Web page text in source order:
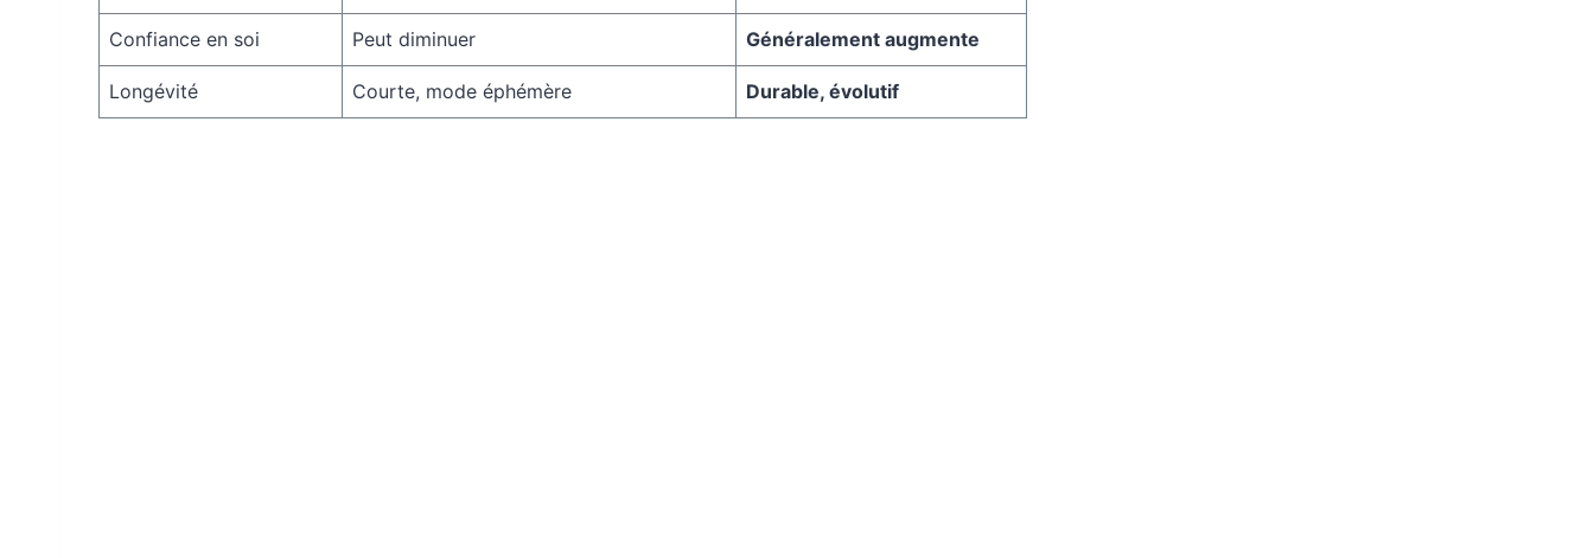
Confiance en soi Peut diminuer Généralement augmente
Longévité Courte, mode éphémère Durable, évolutif